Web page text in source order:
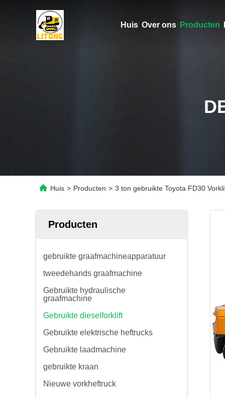
Huis Over ons Producten
Huis > Producten > 3 ton gebruikte Toyota FD30
Producten
gebruikte graafmachineapparatuur
tweedehands graafmachine
Gebruikte hydraulische
graafmachine
Gebruikte dieselforklift
Gebruikte elektrische heftrucks
Gebruikte laadmachine
gebruikte kraan
Nieuwe vorkheftruck